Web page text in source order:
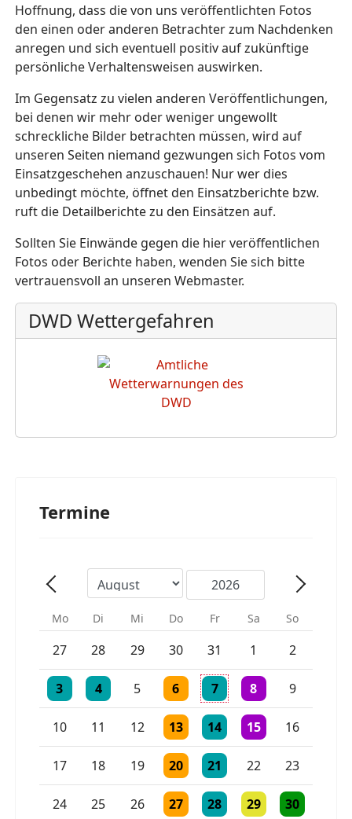
Hoffnung, dass die von uns veröffentlichten Fotos
den einen oder anderen Betrachter zum Nachdenken
anregen und sich eventuell positiv auf zukünftige
persönliche Verhaltensweisen auswirken.
Im Gegensatz zu vielen anderen Veröffentlichungen,
bei denen wir mehr oder weniger ungewollt
schreckliche Bilder betrachten müssen, wird auf
unseren Seiten niemand gezwungen sich Fotos vom
Einsatzgeschehen anzuschauen! Nur wer dies
unbedingt möchte, öffnet den Einsatzberichte bzw.
ruft die Detailberichte zu den Einsätzen auf.
Sollten Sie Einwände gegen die hier veröffentlichen
Fotos oder Berichte haben, wenden Sie sich bitte
vertrauensvoll an unseren Webmaster.
DWD Wettergefahren
Termine
Mo Di Mi Do Fr Sa So
27 28 29 30
Einzelne Veranstaltung
31
Einzelne Veranstaltung
1 2
3
Einzelne Veranstaltung
4
Einzelne Veranstaltung
5 6
Einzelne Veranstaltung
7
Einzelne Veranstaltung
8
2 Veranstaltungen
9
10 11 12 13
Einzelne Veranstaltung
14
Einzelne Veranstaltung
15
Einzelne16
17 18 19 20
Einzelne Veranstaltung
21
Einzelne Veranstaltung
22 23
24 25 26 27
Einzelne Veranstaltung
28
Einzelne Veranstaltung
29
Einzelne30
Einzelne